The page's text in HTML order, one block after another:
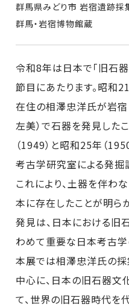
群馬県みどり市 岩宿遺跡採
群馬・岩宿博物館蔵
令和8年は日本で「旧石
節目にあたります。昭和
在住の相澤忠洋氏が岩
左美）で石器を発見した
（1949）と昭和25年（
考古学研究室による発掘
これにより、土器を伴わ
本に存在したことが明ら
発見は、日本における旧
わめて重要な日本考古学
本展では相澤忠洋氏の
中心に、日本の旧石器文
て、世界の旧石器時代を